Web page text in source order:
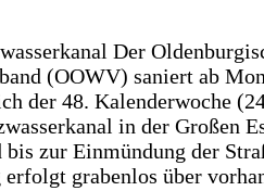
Der
(OOWV) saniert ab
der 48. Kalenderwoche
in der Großen
zur Einmündung der
grabenlos über